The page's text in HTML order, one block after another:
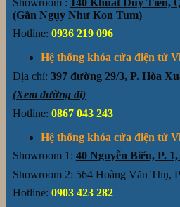
(Gần Ngụy Như Kon Tum)
Hotline: 0936 219 096
Hệ thống khóa cửa điện tử
Địa chỉ: 397 đường 29/3, P. Hòa
(Xem đường đi)
Hotline: 0867 043 243
Hệ thống khóa cửa điện tử
Showroom 1: 40 Nguyễn Biểu, P.
Showroom 2: 564 Hoàng Văn Thụ,
Hotline: 0903 423 282